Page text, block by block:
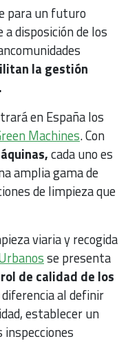
para un futuro
a disposición de los
la gestión
en España los
Machines. Con
cada uno es
amplia gama de
de limpieza que
viaria y recogida
se presenta
de calidad de los
al definir
establecer un